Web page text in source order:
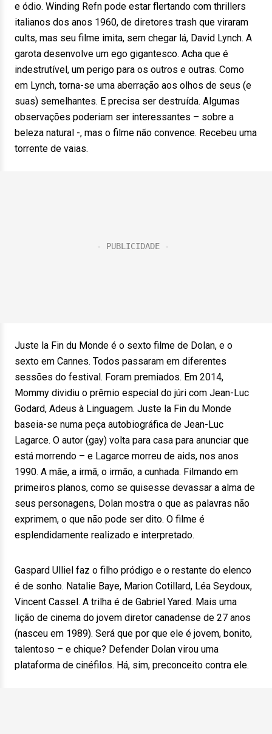
e ódio. Winding Refn pode estar flertando com thrillers
italianos dos anos 1960, de diretores trash que viraram
cults, mas seu filme imita, sem chegar lá, David Lynch. A
garota desenvolve um ego gigantesco. Acha que é
indestrutível, um perigo para os outros e outras. Como
em Lynch, torna-se uma aberração aos olhos de seus (e
suas) semelhantes. E precisa ser destruída. Algumas
observações poderiam ser interessantes – sobre a
beleza natural -, mas o filme não convence. Recebeu uma
torrente de vaias.
Juste la Fin du Monde é o sexto filme de Dolan, e o
sexto em Cannes. Todos passaram em diferentes
sessões do festival. Foram premiados. Em 2014,
Mommy dividiu o prêmio especial do júri com Jean-Luc
Godard, Adeus à Linguagem. Juste la Fin du Monde
baseia-se numa peça autobiográfica de Jean-Luc
Lagarce. O autor (gay) volta para casa para anunciar que
está morrendo – e Lagarce morreu de aids, nos anos
1990. A mãe, a irmã, o irmão, a cunhada. Filmando em
primeiros planos, como se quisesse devassar a alma de
seus personagens, Dolan mostra o que as palavras não
exprimem, o que não pode ser dito. O filme é
esplendidamente realizado e interpretado.
Gaspard Ulliel faz o filho pródigo e o restante do elenco
é de sonho. Natalie Baye, Marion Cotillard, Léa Seydoux,
Vincent Cassel. A trilha é de Gabriel Yared. Mais uma
lição de cinema do jovem diretor canadense de 27 anos
(nasceu em 1989). Será que por que ele é jovem, bonito,
talentoso – e chique? Defender Dolan virou uma
plataforma de cinéfilos. Há, sim, preconceito contra ele.